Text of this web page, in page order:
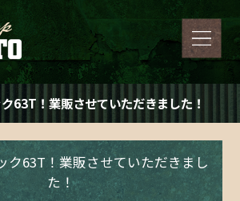
63T！業販させていただきました！
ク63T！業販させていただきまし
た！